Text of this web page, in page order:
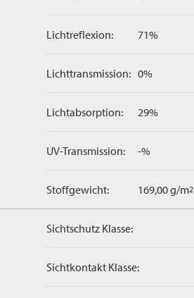
Lichtreflexion: 71%
Lichttransmission: 0%
Lichtabsorption: 29%
UV-Transmission: -%
Stoffgewicht: 169,00 g/m2
Sichtschutz Klasse:
Sichtkontakt Klasse: